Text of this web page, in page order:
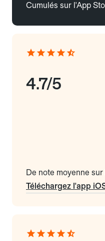
Cumulés sur l'App
4.7/5
De note moyenne
Téléchargez l'app